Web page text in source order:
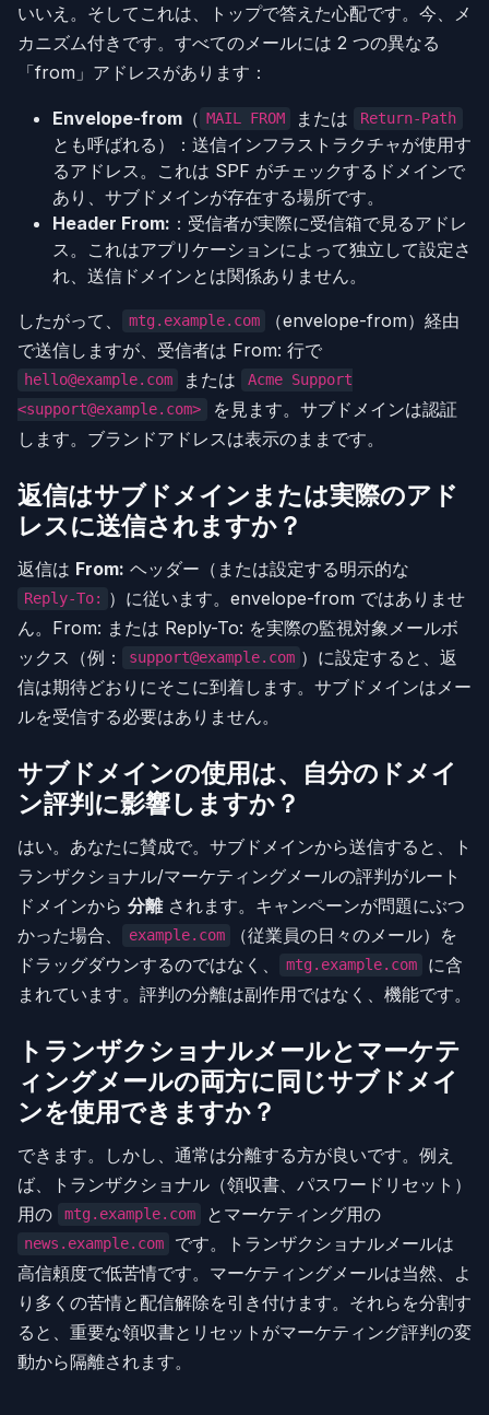
いいえ。そしてこれは、トップで答えた心配です。今、メ
カニズム付きです。すべてのメールには 2 つの異なる
「from」アドレスがあります：
Envelope-from （ MAIL FROM または Return-Path
とも呼ばれる）：送信インフラストラクチャが使用す
るアドレス。これは SPF がチェックするドメインで
あり、サブドメインが存在する場所です。
Header From: ：受信者が実際に受信箱で見るアドレ
ス。これはアプリケーションによって独立して設定さ
れ、送信ドメインとは関係ありません。
したがって、 mtg.example.com
（envelope-from）経由
で送信しますが、受信者は From: 行で
hello@example.com または
Acme Support
<support@example.com>
を見ます。サブドメインは認証
します。ブランドアドレスは表示のままです。
返信はサブドメインまたは実際のアド
レスに送信されますか？
返信は From: ヘッダー（または設定する明示的な
Reply-To:
）に従います。envelope-from ではありませ
ん。From: または Reply-To: を実際の監視対象メールボ
ックス（例：
support@example.com ）に設定すると、返
信は期待どおりにそこに到着します。サブドメインはメー
ルを受信する必要はありません。
サブドメインの使用は、自分のドメイ
ン評判に影響しますか？
はい。あなたに賛成で。サブドメインから送信すると、ト
ランザクショナル/マーケティングメールの評判がルート
ドメインから 分離されます。キャンペーンが問題にぶつ
かった場合、
example.com
（従業員の日々のメール）を
ドラッグダウンするのではなく、
mtg.example.com
に含
まれています。評判の分離は副作用ではなく、機能です。
トランザクショナルメールとマーケテ
ィングメールの両方に同じサブドメイ
ンを使用できますか？
できます。しかし、通常は分離する方が良いです。例え
ば、トランザクショナル（領収書、パスワードリセット）
用の
mtg.example.com とマーケティング用の
news.example.com
です。トランザクショナルメールは
高信頼度で低苦情です。マーケティングメールは当然、よ
り多くの苦情と配信解除を引き付けます。それらを分割す
ると、重要な領収書とリセットがマーケティング評判の変
動から隔離されます。